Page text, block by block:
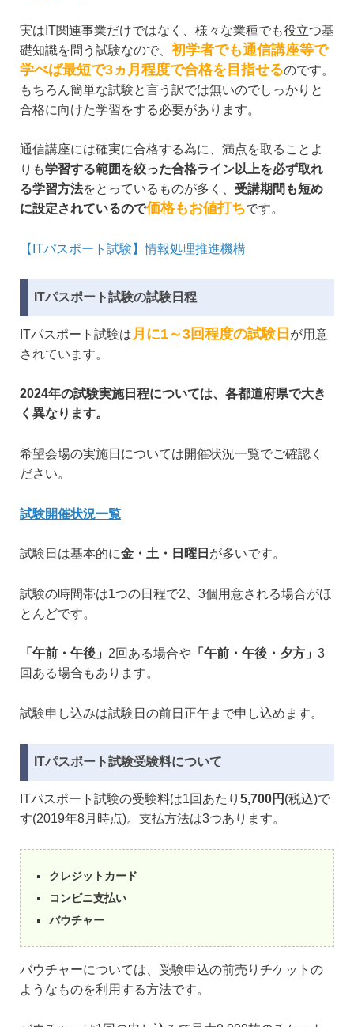
実はIT関連事業だけではなく、様々な業種でも役立つ基
礎知識を問う試験なので、 初学者でも通信講座等で
学べば最短で3ヵ月程度で合格を目指せるのです。
もちろん簡単な試験と言う訳では無いのでしっかりと
合格に向けた学習をする必要があります。
通信講座には確実に合格する為に、満点を取ることよ
りも学習する範囲を絞った合格ライン以上を必ず取れ
る学習方法をとっているものが多く、 受講期間も短め
に設定されているので価格もお値打ちです。
【ITパスポート試験】情報処理推進機構
ITパスポート試験の試験日程
ITパスポート試験は 月に1～3回程度の試験日 が用意
されています。
2024年の試験実施日程については、各都道府県で大き
く異なります。
希望会場の実施日については開催状況一覧でご確認く
ださい。
試験開催状況一覧
試験日は基本的に金・土・日曜日 が多いです。
試験の時間帯は1つの日程で2、3個用意される場合がほ
とんどです。
「午前・午後」 2回ある場合や 「午前・午後・夕方」 3
回ある場合もあります。
試験申し込みは試験日の前日正午まで申し込めます。
ITパスポート試験受験料について
ITパスポート試験の受験料は1回あたり 5,700円 (税込)で
す(2019年8月時点)。支払方法は3つあります。
クレジットカード
コンビニ支払い
バウチャー
バウチャーについては、受験申込の前売りチケットの
ようなものを利用する方法です。